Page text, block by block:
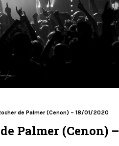
de Palmer (Cenon) – 18/01/2020
Palmer (Cenon) –